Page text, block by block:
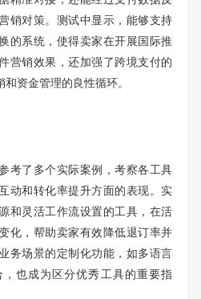
销对策。测试中显示，能够支持
的系统，使得卖家在开展国际推
营销效果，还加强了跨境支付的
资金管理的良性循环。
了多个实际案例，考察各工具
动和转化率提升方面的表现。实
和灵活工作流设置的工具，在活
化，帮助卖家有效降低退订率并
务场景的定制化功能，如多语言
也成为区分优秀工具的重要指